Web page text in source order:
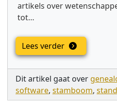
artikels over
tot…
Lees verder
Dit artikel gaat over
software, stamboom,